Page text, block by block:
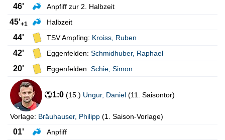
46' Anpfiff zur 2. Halbzeit
45'+1 Halbzeit
44' TSV Ampfing: Kroiss Ruben
42' Eggenfelden: Schmidhuber, Raphael
20' Eggenfelden: Schie Simon
1:0 (15. ) Ungur, Daniel (11. Saisontor)
Vorlage: Bräuhauser, Philipp (1. Saison-Vorlage)
01' Anpfiff